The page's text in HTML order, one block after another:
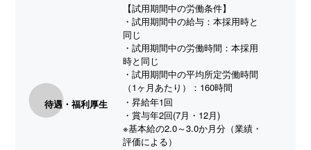
【試用期間中の労働条件】
・試用期間中の給与：本採用時と
同じ
・試用期間中の労働時間：本採用
時と同じ
・試用期間中の平均所定労働時間
（1ヶ月あたり）：160時間
待遇・福利厚生
・昇給年1回
・賞与年2回(7月・12月)
※基本給の2.0～3.0か月分（業績・
評価による）